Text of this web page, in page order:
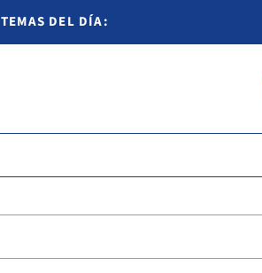
TEMAS DEL DÍA: